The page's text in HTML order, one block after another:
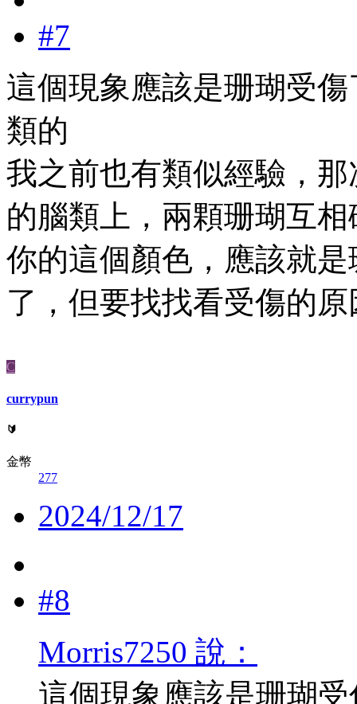
#7
這個現象應該是珊瑚受
類的
我之前也有類似經驗，
的腦類上，兩顆珊瑚互
你的這個顏色，應該就
了，但要找找看受傷的原
C
currypun
🔰
金幣
277
2024/12/17
#8
Morris7250 說：
這個現象應該是珊瑚